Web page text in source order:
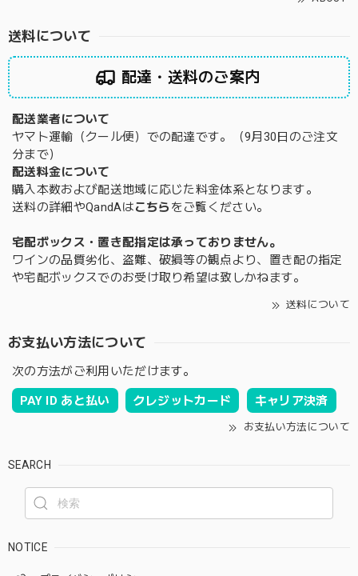
送料について
配達・送料のご案内
配送業者について
ヤマト運輸（クール便）での配達です。（9月30日のご注文
分まで）
配送料金について
購入本数および配送地域に応じた料金体系となります。
送料の詳細やQandAはこちら をご覧ください。
宅配ボックス・置き配指定は承っておりません。
ワインの品質劣化、盗難、破損等の観点より、置き配の指定
や宅配ボックスでのお受け取り希望は致しかねます。
送料について
お支払い方法について
次の方法がご利用いただけます。
PAY ID あと払い クレジットカード キャリア決済
お支払い方法について
SEARCH
NOTICE